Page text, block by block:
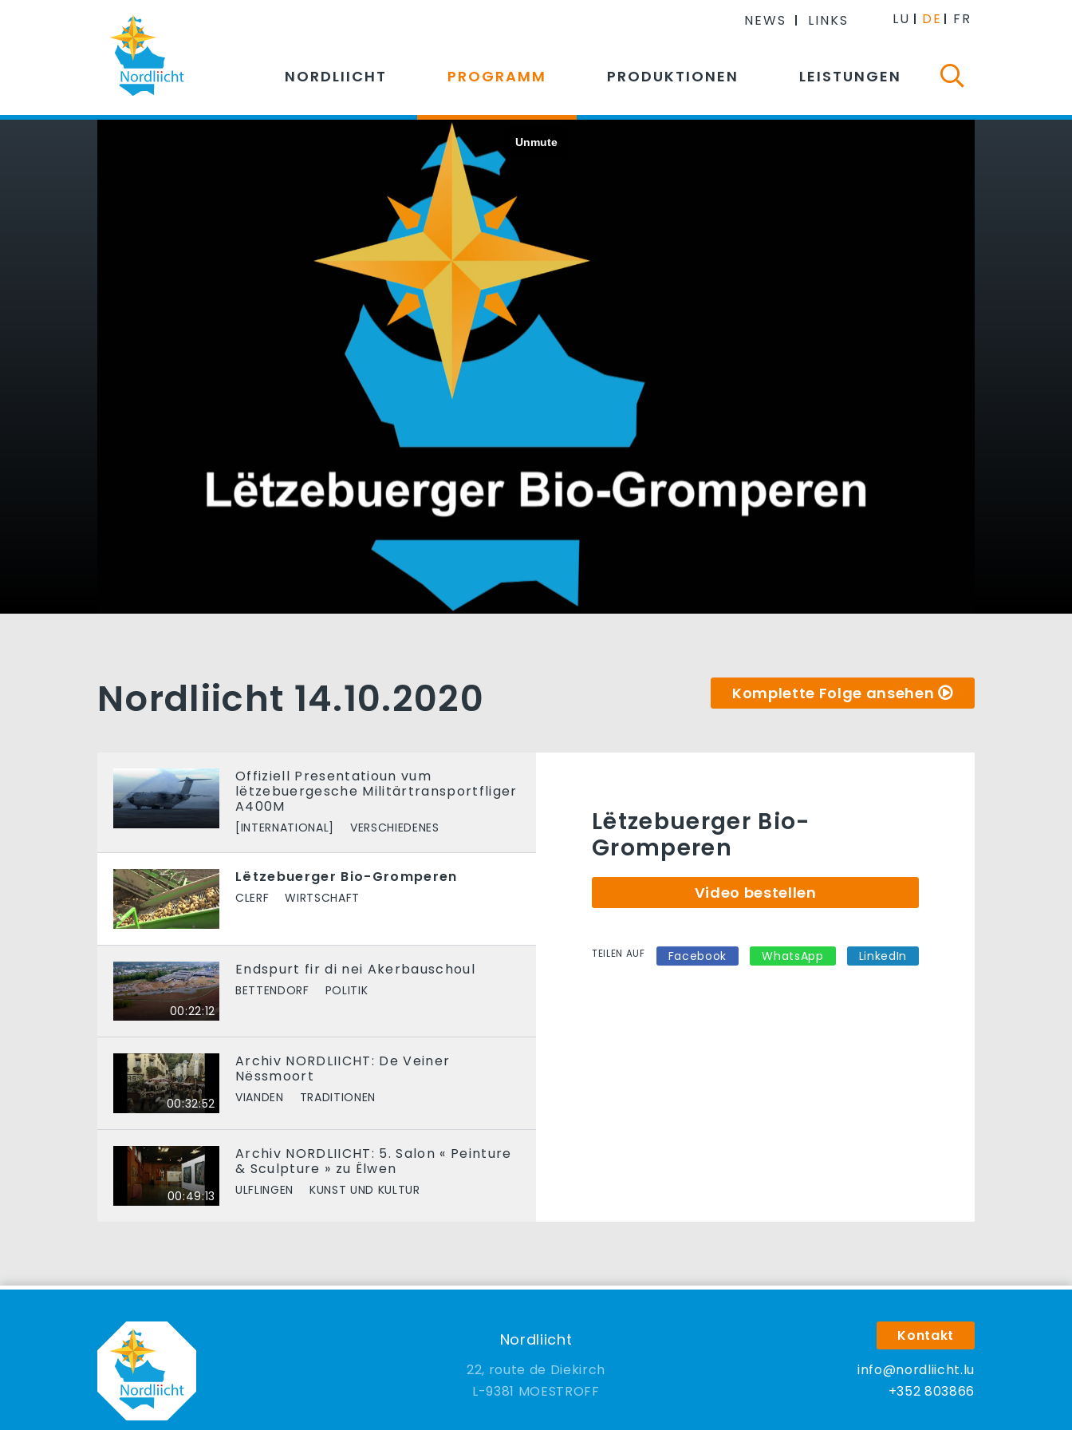
NEWS LINKS LU DE FR
NORDLIICHT PROGRAMM PRODUKTIONEN LEISTUNGEN
Nordliicht 14.10.2020 Komplette Folge ansehen
Offiziell Presentatioun vum
lëtzebuergesche Militärtransportfliger
A400M
[INTERNATIONAL] VERSCHIEDENES
Lëtzebuerger Bio-Gromperen
CLERF WIRTSCHAFT
00:22:12
Endspurt fir di nei Akerbauschoul
BETTENDORF POLITIK
00:32:52
Archiv NORDLIICHT: De Veiner
Nëssmoort
VIANDEN TRADITIONEN
00:49:13
Archiv NORDLIICHT: 5. Salon « Peinture
& Sculpture » zu Ëlwen
ULFLINGEN KUNST UND KULTUR
Lëtzebuerger Bio-
Gromperen
Video bestellen
TEILEN AUF Facebook WhatsApp LinkedIn
Nordliicht
22, route de Diekirch
9381 MOESTROFF
Kontakt
info@nordliicht.lu
+352 803866